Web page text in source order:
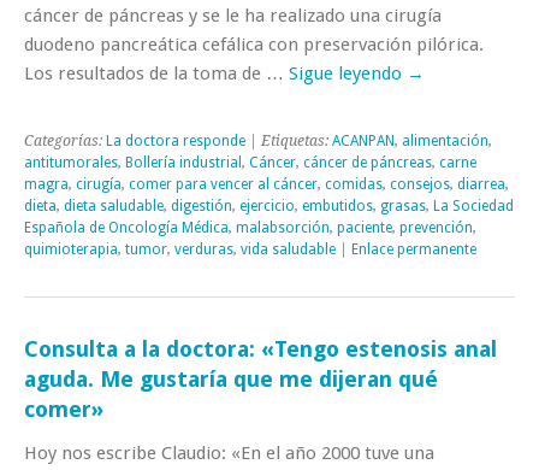
cáncer de páncreas y se le ha realizado una cirugía
duodeno pancreática cefálica con preservación pilórica.
Los resultados de la toma de … Sigue leyendo →
Categorías: La doctora responde | Etiquetas: ACANPAN, alimentación,
antitumorales, Bollería industrial , Cáncer, cáncer de páncreas, carne
magra, cirugía, comer para vencer al cáncer, comidas, consejos, diarrea,
dieta, dieta saludable, digestión, ejercicio, embutidos, grasas, La Sociedad
Española de Oncología Médica, malabsorción, paciente, prevención,
quimioterapia, tumor, verduras, vida saludable Enlace permanente
Consulta a la doctora: «Tengo estenosis anal
aguda. Me gustaría que me dijeran qué
comer»
Hoy nos escribe Claudio: «En el año 2000 tuve una